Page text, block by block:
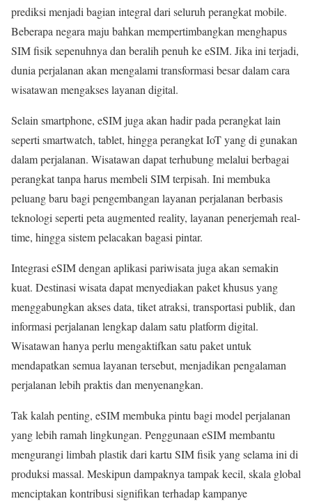
prediksi menjadi bagian integral dari seluruh perangkat mobile.
Beberapa negara maju bahkan mempertimbangkan menghapus
SIM fisik sepenuhnya dan beralih penuh ke eSIM. Jika ini terjadi,
dunia perjalanan akan mengalami transformasi besar dalam cara
wisatawan mengakses layanan digital.
Selain smartphone, eSIM juga akan hadir pada perangkat lain
seperti smartwatch, tablet, hingga perangkat IoT yang di gunakan
dalam perjalanan. Wisatawan dapat terhubung melalui berbagai
perangkat tanpa harus membeli SIM terpisah. Ini membuka
peluang baru bagi pengembangan layanan perjalanan berbasis
teknologi seperti peta augmented reality, layanan penerjemah real-
time, hingga sistem pelacakan bagasi pintar.
Integrasi eSIM dengan aplikasi pariwisata juga akan semakin
kuat. Destinasi wisata dapat menyediakan paket khusus yang
menggabungkan akses data, tiket atraksi, transportasi publik, dan
informasi perjalanan lengkap dalam satu platform digital.
Wisatawan hanya perlu mengaktifkan satu paket untuk
mendapatkan semua layanan tersebut, menjadikan pengalaman
perjalanan lebih praktis dan menyenangkan.
Tak kalah penting, eSIM membuka pintu bagi model perjalanan
yang lebih ramah lingkungan. Penggunaan eSIM membantu
mengurangi limbah plastik dari kartu SIM fisik yang selama ini di
produksi massal. Meskipun dampaknya tampak kecil, skala global
menciptakan kontribusi signifikan terhadap kampanye